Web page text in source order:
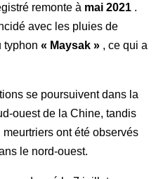
remonte à mai 2021 .
avec les pluies de
typhon « Maysak » , ce qui a
se poursuivent dans la
ouest de la Chine, tandis
ont été observés
le nord-ouest.